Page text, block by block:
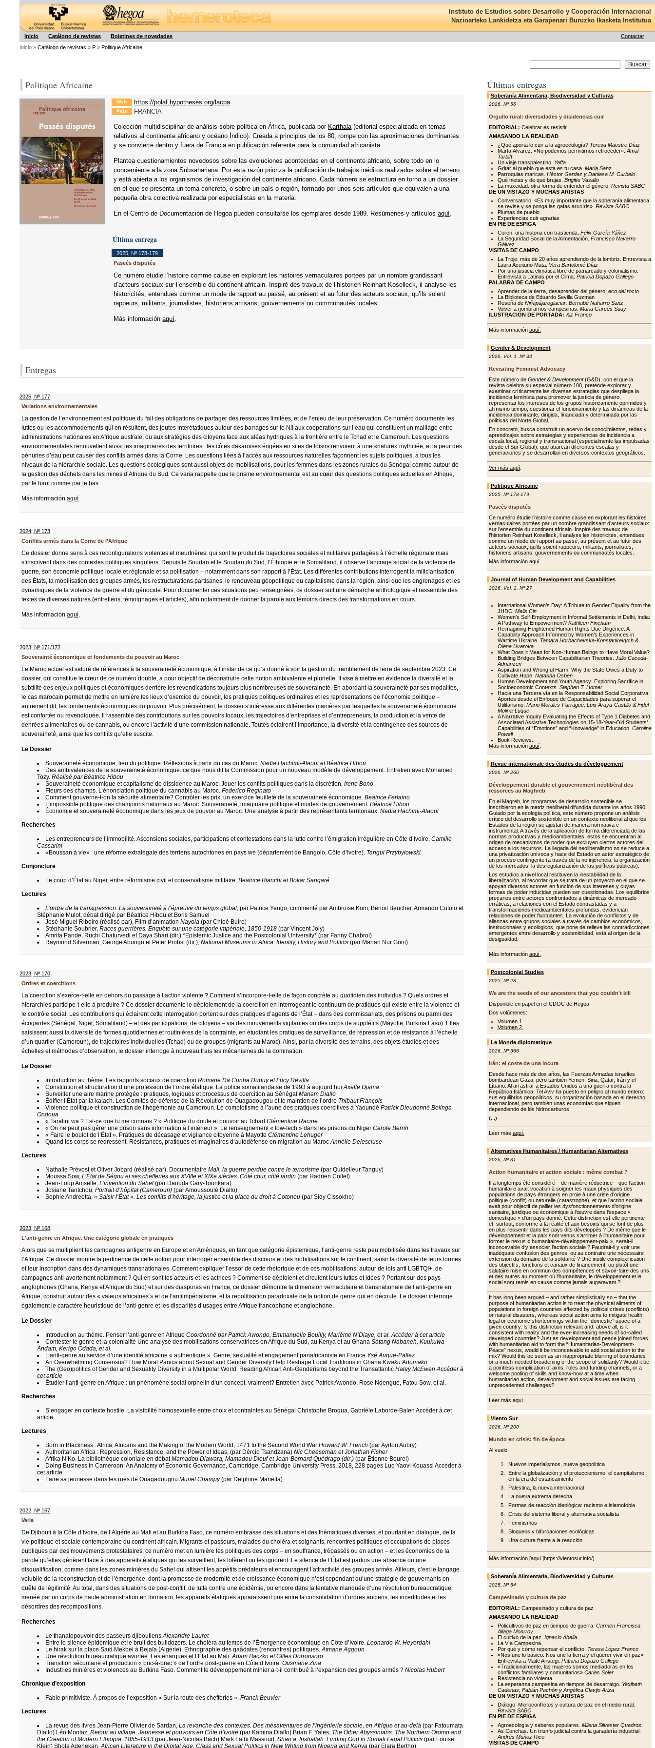
Instituto de Estudios sobre Desarrollo y Cooperación Internacional
Nazioarteko Lankidetza eta Garapenari Buruzko Ikasketa Institutua
Inicio Catálogo de revistas Boletines de novedades
Contactar
Inicio »Catálogo de revistas »P »Politique Africaine
Últimas entregas
Soberanía Alimentaria, Biodiversidad y Culturas
2026, Nº 56
Orgullo rural: diversidades y disidencias cuir
EDITORIAL: Celebrar es resistir
AMASANDO LA REALIDAD
¿Qué aporta lo cuir a la agroecología? Teresa Maestre Díaz
Marta Álvarez: «No podemos permitirnos retroceder». Amal
Tarbift
Un viaje transpalestino. Yaffa
Gritar al pueblo que esta es tu casa. Maria Sanz
Parroquias maricas. Héctor Gardez y Daniasa M. Curbelo
Qué nietas y de qué brujas. Brigitte Vasallo
La muxeidad: otra forma de entender el género. Revista SABC
DE UN VISTAZO Y MUCHAS ARISTAS
Conversatorio: «Es muy importante que la soberanía alimentaria
se revise y se ponga las gafas arcoíris». Revista SABC
Plumas de pueblo
Experiencias cuir agrarias
EN PIE DE ESPIGA
Coren: una historia con trastienda. Félix García Yáñez
La Seguridad Social de la Alimentación. Francisco Navarro
Gálvez
VISITAS DE CAMPO
La Troje: más de 20 años aprendiendo de la lombriz. Entrevista a
Laura Aceituno Mata. Vera Bartolomé Díaz
Por una justicia climática libre de patriarcado y colonialismo.
Entrevista a Latinas por el Clima. Patricia Dopazo Gallego
PALABRA DE CAMPO
Aprender de la tierra, desaprender del género. eco del rocío
La Biblioteca de Eduardo Sevilla Guzmán
Reseña de Niñapájaroglaciar. Bernabé Naharro Sanz
Volver a nombrarnos campesinas. Maria Garcés Suay
ILUSTRACIÓN DE PORTADA: Xiz Franco
Más información aquí.
Gender & Development
2026, Vol. 1 Nº 34
Revisiting Feminist Advocacy
Este número de Gender & Development(G&D), con el que la
revista celebra su especial número 100, pretende explorar y
examinar críticamente las diversas estrategias que despliega la
incidencia feminista para promover la justicia de género,
representar los intereses de los grupos históricamente oprimidos y,
al mismo tiempo, cuestionar el funcionamiento y las dinámicas de la
incidencia dominante, dirigida, financiada y determinada por las
políticas del Norte Global.
En concreto, busca construir un acervo de conocimientos, redes y
aprendizajes sobre estrategias y experiencias de incidencia a
escala local, regional y transnacional (especialmente las impulsadas
desde el Sur Global), que abarcan diferentes escalas y
generaciones y se desarrollan en diversos contextos geográficos.
Ver más aquí.
Politique Africaine
2025, Nº 178-179
Paseés disputés
Ce numéro étudie l’histoire comme cause en explorant les histoires
vernaculaires portées par un nombre grandissant d’acteurs sociaux
sur l’ensemble du continent africain. Inspiré des travaux de
l’historien Reinhart Koselleck, il analyse les historicités, entendues
comme un mode de rapport au passé, au présent et au futur des
acteurs sociaux, qu’ils soient rappeurs, militants, journalistes,
historiens artisans, gouvernements ou communautés locales.
Más información aquí.
Journal of Human Development and Capabilities
2026, Vol. 2, Nº 27
International Women’s Day: A Tribute to Gender Equality from the
JHDC. Melis Cin
Women’s Self-Employment in Informal Settlements in Delhi, India:
A Pathway to Empowerment? Kathleen Fincham
Reimagining Heightened Human Rights Due Diligence: A
Capability Approach Informed by Women’s Experiences in
Wartime Ukraine. Tamara Horbachevska-Konstankevych &
Olena Uvarova
What Does it Mean for Non-Human Beings to Have Moral Value?
Building Bridges Between Capabilitarian Theories. Julio Caceda-
Adrianzen
Aspiration and Wrongful Harm: Why the State Owes a Duty to
Cultivate Hope. Natasha Osben
Human Development and Youth Agency: Exploring Sacrifice in
Socioeconomic Contexts. Stephen T. Homer
Hacia una Tercera vía en la Responsabilidad Social Corporativa:
Aportes desde el Enfoque de Capacidades para superar el
Utilitarismo. Mario Morales-Parragué, Luis Araya-Castillo & Fidel
Molina-Luque
A Narrative Inquiry Evaluating the Effects of Type 1 Diabetes and
Associated Assistive Technologies on 15-18-Year-Old Students’
Capabilities of “Emotions” and “Knowledge” in Education. Caroline
Powell
Book Reviews.
Más información aquí.
Revue internationale des études du développement
2026, Nº 260
Développement durable et gouvernement néolibéral des
ressorces au Maghreb
En el Magreb, los programas de desarrollo sostenible se
inscribieron en la matriz neoliberal difundida durante los años 1990.
Guiado por la ecología política, este número propone un análisis
crítico del desarrollo sostenible en un contexto neoliberal al que los
Estados de la región se ajustan de manera normativa e
instrumental. A través de la aplicación de forma diferenciada de las
normas productivas y medioambientales, estos se encuentran al
origen de mecanismos de poder que excluyen ciertos actores del
acceso a los recursos. La llegada del neoliberalismo no se reduce a
una privatización unívoca y hace del Estado un actor estratégico de
un proceso contingente (a través de la no injerencia, la organización
de los mercados, la desregularización de las políticas públicas).
Los estudios a nivel local restituyen la inestabilidad de la
liberalización, al recordar que se trata de un proyecto en el que se
apoyan diversos actores en función de sus intereses y cuyas
formas de poder inducidas pueden ser cuestionadas. Los equilibrios
precarios entre actores confrontados a dinámicas de mercado
erráticas, a relaciones con el Estado contrastadas y a
transformaciones medioambientales profundas, evidencian
relaciones de poder fluctuantes. La evolución de conflictos y de
alianzas entre grupos sociales a través de cambios económicos,
institucionales y ecológicos, que pone de relieve las contradicciones
emergentes entre desarrollo y sostenibilidad, está al origen de la
desigualdad.
Más información aquí.
Postcolonial Studies
2025, Nº 28
We are the seeds of our ancestors that you couldn't kill
Disponible en papel en el CDOC de Hegoa.
Dos volúmenes:
Volumen 1.
Volumen 2.
Le Monde diplomatique
2026, Nº 366
Irán: el coste de una locura
Desde hace más de dos años, las Fuerzas Armadas israelíes
bombardean Gaza, pero también Yemen, Siria, Qatar, Irán y el
Líbano. Al arrastrar a Estados Unidos a una guerra contra la
República Islámica, Tel Aviv ha puesto en peligro al mundo entero:
sus equilibrios geopolíticos, su organización basada en el derecho
internacional, pero también unas economías que siguen
dependiendo de los hidrocarburos.
(...)
Leer más aquí.
Alternatives Humanitaires / Humanitarian Alternatives
2026, Nº 31
Action humanitaire et action sociale : même combat ?
Il a longtemps été considéré – de manière réductrice – que l’action
humanitaire avait vocation à soigner les maux physiques des
populations de pays étrangers en proie à une crise d’origine
politique (conflit) ou naturelle (catastrophe), et que l’action sociale
avait pour objectif de pallier les dys­fonctionnements d’origine
sanitaire, juridique ou économique à l’œuvre dans l’espace «
domestique » d’un pays donné. Cette distinction est-elle pertinente
et, surtout, conforme à la réalité et aux besoins qui se font de plus
en plus ressentir dans les pays dits développés ? De même que le
dévelop­pement et la paix sont venus s’arrimer à l’humanitaire pour
former le nexus « humanitaire-développement-paix », serait-il
inconcevable d’y associer l’ac­tion sociale ? Faudrait-il y voir une
ina­déquate confusion des genres, ou au contraire une nécessaire
extension du domaine de la solidarité ? Une inutile complexification
des objectifs, fonc­tions et canaux de financement, ou plu­tôt une
salutaire mise en commun des compétences et savoir-faire des uns
et des autres au moment où l’humanitaire, le développement et le
social sont remis en cause comme jamais auparavant ?
It has long been argued – and rather simplistically so – that the
purpose of humanitarian action is to treat the physical ailments of
populations in foreign countries affected by political crises (conflicts)
or natural disasters, whereas social action aims to mitigate health,
legal or economic shortcomings within the “domestic” space of a
giv­en country. Is this distinction relevant and, above all, is it
consistent with re­ality and the ever-increasing needs of so-called
developed countries? Just as development and peace joined forc­es
with humanitarian aid to form the “Humanitarian-Development-
Peace” nexus, would it be inconceivable to add social action to the
mix? Would this be seen as an inappropriate blurring of boundaries
or a much-needed broad­ening of the scope of solidarity? Would it be
a pointless complication of aims, roles and funding channels, or a
wel­come pooling of skills and know-how at a time when
humanitarian action, de­velopment and social issues are facing
unprecedented challenges?
Leer más aquí.
Viento Sur
2026, Nº 200
Mundo en crisis: fin de época
Al vuelo
Nuevos imperialismos, nueva geopolítica
Entre la globalización y el proteccionismo: el campitalismo
en la era del estancamiento
Palestina, la nueva internacional
La nueva extrema derecha
Formas de reacción ideológica: racismo e islamofobia
Crisis del sistema liberal y alternativa socialista
Feminismos
Bloqueos y bifurcaciones ecológicas
Una cultura frente a la reacción
Más información [aquí.]https://vientosur.info/)
Soberanía Alimentaria, Biodiversidad y Culturas
2025, Nº 54
Campesinado y cultura de paz
EDITORIAL: Campesinado y cultura de paz
AMASANDO LA REALIDAD
Policultivos de paz en tiempos de guerra. Carmen Francisca
Aliaga Monrroy
El cultivo de la paz. Ignacio Abella
La Vía Campesina.
Por qué y cómo repensar el conflicto. Teresa López Franco
«Nos une lo básico. Nos une la tierra y el querer vivir en paz».
Entrevista a Maite Aristegi. Patricia Dopazo Gallego
«Tradicionalmente, las mujeres somos mediadoras en los
conflictos familiares y comunitarios» Carles Soler
Resistencia no violenta.
La esperanza campesina en tiempos de desarraigo. Yexibeth
Cadenas, Fabián Pachón y Angélica Clavijo Ariza
DE UN VISTAZO Y MUCHAS ARISTAS
Diálogo: Microconflictos y cultura de paz en el medio rural.
Revista SABC
EN PIE DE ESPIGA
Agroecología y saberes populares. Milena Silvester Quadros
As Conchas. Un triunfo judicial contra la ganadería industrial.
Andrés Muñoz Rico
VISITAS DE CAMPO
Politique Africaine
Web https://polaf.hypotheses.org/lacpa
País FRANCIA
Colección multidisciplinar de análisis sobre política en África, publicada por Karthala(editorial especializada en temas
relativos al continente africano y océano Índico). Creada a principios de los 80, rompe con las aproximaciones dominantes
y se convierte dentro y fuera de Francia en publicación referente para la comunidad africanista.
Plantea cuestionamientos novedosos sobre las evoluciones acontecidas en el continente africano, sobre todo en lo
concerniente a la zona Subsahariana. Por esta razón prioriza la publicación de trabajos inéditos realizados sobre el terreno
y está abierta a los organismos de investigación del continente africano. Cada número se estructura en torno a un dossier
en el que se presenta un tema concreto, o sobre un país o región, formado por unos seis artículos que equivalen a una
pequeña obra colectiva realizada por especialistas en la materia.
En el Centro de Documentación de Hegoa pueden consultarse los ejemplares desde 1989. Resúmenes y artículosaquí.
Última entrega
2025 Nº 178-179
Paseés disputés
Ce numéro étudie l’histoire comme cause en explorant les histoires vernaculaires portées par un nombre grandissant
d’acteurs sociaux sur l’ensemble du continent africain. Inspiré des travaux de l’historien Reinhart Koselleck, il analyse les
historicités, entendues comme un mode de rapport au passé, au présent et au futur des acteurs sociaux, qu’ils soient
rappeurs, militants, journalistes, historiens artisans, gouvernements ou communautés locales.
Más informaciónaquí.
Entregas
2025 ,Nº 177
Variations environnementales
La gestion de l’environnement est politique du fait des obligations de partager des ressources limitées, et de l’enjeu de leur préservation. Ce numéro documente les
luttes ou les accommodements qui en résultent, des joutes interétatiques autour des barrages sur le Nil aux coopérations sur l’eau qui constituent un maillage entre
administrations nationales en Afrique australe, ou aux stratégies des citoyens face aux aléas hydriques à la frontière entre le Tchad et le Cameroun. Les questions
environnementales renouvellent aussi les imaginaires des territoires : les côtes dakaroises érigées en sites de loisirs renvoient à une «nature» mythifiée, et la peur des
pénuries d’eau peut causer des conflits armés dans la Corne. Les questions liées à l’accès aux ressources naturelles façonnent les sujets politiques, à tous les
niveaux de la hiérarchie sociale. Les questions écologiques sont aussi objets de mobilisations, pour les femmes dans les zones rurales du Sénégal comme autour de
la gestion des déchets dans les mines d’Afrique du Sud. Ce varia rappelle que le prisme environnemental est au cœur des questions politiques actuelles en Afrique,
par le haut comme par le bas.
Más informaciónaquí.
2024 ,Nº 173
Conflits armés dans la Corne de l’Afrique
Ce dossier donne sens à ces reconfigurations violentes et meurtrières, qui sont le produit de trajectoires sociales et militaires partagées à l’échelle régionale mais
s’inscrivent dans des contextes politiques singuliers. Depuis le Soudan et le Soudan du Sud, l’Éthiopie et le Somaliland, il observe l’ancrage social de la violence de
guerre, son économie politique locale et régionale et sa politisation – notamment dans son rapport à l’État. Les différentes contributions interrogent la milicianisation
des États, la mobilisation des groupes armés, les restructurations partisanes, le renouveau géopolitique du capitalisme dans la région, ainsi que les engrenages et les
dynamiques de la violence de guerre et du génocide. Pour documenter ces situations peu renseignées, ce dossier suit une démarche anthologique et rassemble des
textes de diverses natures (entretiens, témoignages et articles), afin notamment de donner la parole aux témoins directs des transformations en cours.
Más informaciónaquí.
2023 ,Nº 171/172
Souverainté économique et fondements du pouvoir au Maroc
Le Maroc actuel est saturé de références à la souveraineté économique, à l’instar de ce qu’a donné à voir la gestion du tremblement de terre de septembre 2023. Ce
dossier, qui constitue le cœur de ce numéro double, a pour objectif de déconstruire cette notion ambivalente et plurielle. Il vise à mettre en évidence la diversité et la
subtilité des enjeux politiques et économiques derrière les revendications toujours plus nombreuses de souveraineté. En abordant la souveraineté par ses modalités,
le cas marocain permet de mettre en lumière les lieux d’exercice du pouvoir, les pratiques politiques ordinaires et les représentations de l’économie politique –
autrement dit, les fondements économiques du pouvoir. Plus précisément, le dossier s’intéresse aux différentes manières par lesquelles la souveraineté économique
est confortée ou revendiquée. Il rassemble des contributions sur les pouvoirs locaux, les trajectoires d’entreprises et d’entrepreneurs, la production et la vente de
denrées alimentaires ou de cannabis, ou encore l’activité d’une commission nationale. Toutes éclairent l’importance, la diversité et la contingence des sources de
souveraineté, ainsi que les conflits qu’elle suscite.
Le Dossier
Souveraineté économique, lieu du politique. Réflexions à partir du cas du Maroc.Nadia Hachimi-Alaoui et Béatrice Hibou
Des ambivalences de la souveraineté économique: ce que nous dit la Commission pour un nouveau modèle de développement. Entretien avec Mohamed
Tozy.Réalisé par Béatrice Hibou
Souveraineté économique et capitalisme de dissidence au Maroc. Jouer les conflits politiques dans la discrétion.Irene Bono
Fleurs des champs. L’énonciation politique du cannabis au Maroc.Federico Reginato
Comment gouverne-t-on la sécurité alimentaire? Contrôler les prix, un exercice feuilleté de la souveraineté économique.Beatrice Ferlaino
L’impossible politique des champions nationaux au Maroc. Souveraineté, imaginaire politique et modes de gouvernement.Béatrice Hibou
Économie et souveraineté économique dans les jeux de pouvoir au Maroc. Une analyse à partir des représentants territoriaux.Nadia Hachimi-Alaoui
Recherches
Les entrepreneurs de l’immobilité. Ascensions sociales, participations et contestations dans la lutte contre l’émigration irrégulière en Côte d’Ivoire.Camille
Cassarini
«Boussan à vie» : une réforme extralégale des terriens autochtones en pays wè (département de Bangolo, Côte d’Ivoire). Tangui Przybylowski
Conjoncture
Le coup d’État au Niger, entre réformisme civil et conservatisme militaire.Beatrice Bianchi et Bokar Sangaré
Lectures
L’ordre de la transgression. La souveraineté à l’épreuve du temps global, par Patrice Yengo, commenté par Ambroise Kom, Benoit Beucher, Armando Cutolo et
Stéphanie Mulot, débat dirigé par Béatrice Hibou et Boris Samuel
José Miguel Ribeiro (réalisé par), Film d’animationNayola (par Chloé Buire)
Stéphanie Soubrier,Races guerrières. Enquête sur une catégorie impériale, 1850-1918 (par Vincent Joly)
Amrita Pande, Ruchi Chaturvedi et Daya Shari (dir.) *Epistemic Justice and the Postcolonial University* (par Fanny Chabrol)
Raymond Silverman, George Abungu et Peter Probst (dir.),National Museums in Africa: Identity, History and Politics (par Marian Nur Goni)
2023 ,Nº 170
Ordres et coercitions
La coercition s’exerce-t-elle en dehors du passage à l’action violente ? Comment s’incorpore-t-elle de façon concrète au quotidien des individus ? Quels ordres et
hiérarchies participe-t-elle à produire ? Ce dossier documente le déploiement de la coercition en interrogeant le continuum de pratiques qui existe entre la violence et
le contrôle social. Les contributions qui éclairent cette interrogation portent sur des pratiques d’agents de l’État – dans des commissariats, des prisons ou parmi des
écogardes (Sénégal, Niger, Somaliland) – et des participations, de citoyens – via des mouvements vigilantes ou des corps de supplétifs (Mayotte, Burkina Faso). Elles
saisissent aussi la diversité de formes quotidiennes et routinières de la contrainte, en étudiant les pratiques de surveillance, de répression et de résistance à l’échelle
d’un quartier (Cameroun), de trajectoires individuelles (Tchad) ou de groupes (migrants au Maroc). Ainsi, par la diversité des terrains, des objets étudiés et des
échelles et méthodes d’observation, le dossier interroge à nouveau frais les mécanismes de la domination.
Le Dossier
Introduction au thème. Les rapports sociaux de coercitionRomane Da Cunha Dupuy et Lucy Revilla
Constitution et structuration d’une profession de l’ordre étatique. La police somalilandaise de 1993 à aujourd’huiAxelle Djama
Surveiller une aire marine protégée : pratiques, logiques et processus de coercition au SénégalMariam Diallo
Édifier l’État par la kalach. Les Comités de défense de la Révolution de Ouagadougou et le maintien de l’ordre Thibaut François
Violence politique et construction de l’hégémonie au Cameroun. Le complotisme à l’aune des pratiques coercitives à YaoundéPatrick Dieudonné Belinga
Ondoua
« Tarafini wa ? Est-ce que tu me connais ? » Politique du doute et pouvoir au TchadClémentine Racine
« On ne peut pas gérer une prison sans information à l’intérieur ». Le renseignement « low-tech » dans les prisons du NigerCarole Berrih
« Faire le boulot de l’État ». Pratiques de décasage et vigilance citoyenne à MayotteClémentine Lehuger
Quand les corps se redressent. Résistances, pratiques et imaginaires d’autodéfense en migration au MarocAnnélie Delescluse
Lectures
Nathalie Prévost et Oliver Jobard (réalisé par), DocumentaireMali, la guerre perdue contre le terrorisme (par Quidelleur Tanguy)
Moussa Sow,L’État de Ségou et ses chefferies aux XVIIIe et XIXe siècles. Côté cour, côté jardin (par Hadrien Collet)
Jean-Loup Amselle,L’invention du Sahel (par Daouda Gary-Tounkara)
Josiane Tantchou,Portrait d’hôpital (Cameroun) (par Amoussoulé Diallo)
Sophie Andreetta,« Saisir l’État ». Les conflits d’héritage, la justice et la place du droit à Cotonou (par Sidy Cissokho)
2023 ,Nº 168
L'anti-genre en Afrique. Une catégorie globale en pratiques
Alors que se multiplient les campagnes antigenre en Europe et en Amériques, en tant que catégorie épistemique, l’anti-genre reste peu mobilisée dans les travaux sur
l’Afrique. Ce dossier montre la pertinence de cette notion pour interroger ensemble des discours et des mobilisations sur le continent, saisir la diversité de leurs formes
et leur inscription dans des dynamiques transnationales. Comment expliquer l’essor de cette rhétorique et de ces mobilisations, autour de lois anti LGBTQI+, de
campagnes anti-avortement notamment ? Qui en sont les acteurs et les actrices ? Comment se déploient et circulent leurs luttes et idées ? Portant sur des pays
anglophones (Ghana, Kenya et Afrique du Sud) et sur des diasporas en France, ce dossier démontre la dimension vernaculaire et transnationale de l’anti-genre en
Afrique, construit autour des « valeurs africaines » et de l’antiimpérialisme, et la repolitisation paradoxale de la notion de genre qui en découle. Le dossier interroge
également le caractère heuristique de l’anti-genre et les disparités d’usages entre Afrique francophone et anglophone.
Le Dossier
Introduction au thème. Penser l’anti-genre en AfriqueCoordonné par Patrick Awondo, Emmanuelle Bouilly, Marième N’Diaye, et al. Accéder à cet article
Contester le genre et la colonialité Une analyse des mobilisations conservatrices en Afrique du Sud, au Kenya et au GhanaSatang Nabaneh, Kuukuwa
Andam, Kerigo Odada, et al.
L’anti-genre au service d’une identité africaine « authentique ». Genre, sexualité et engagement panafricaniste en France Ysé Auque-Pallez
An Overwhelming Consensus? How Moral Panics about Sexual and Gender Diversity Help Reshape Local Traditions in GhanaKwaku Adomako
The (Geo)politics of Gender and Sexuality Diversity in a Multipolar World: Reading African Anti-Genderisms beyond the TransatlanticHaley McEwen Accéder à
cet article
Étudier l’anti-genre en Afrique : un phénomène social orphelin d’un concept, vraiment? Entretien avec Patrick Awondo, Rose Ndengue, Fatou Sow, et al.
Recherches
S’engager en contexte hostile. La visibilité homosexuelle entre choix et contraintes au Sénégal Christophe Broqua, Gabrièle Laborde-Balen Accéder à cet
article
Lectures
Born in Blackness : Africa, Africans and the Making of the Modern World, 1471 to the Second World WarHoward W. French (par Ayrton Aubry)
Authoritarian Africa : Repression, Resistance, and the Power of Ideas, (par Dércio Tsandzana)Nic Cheeseman et Jonathan Fisher
Afrika N’Ko. La bibliothèque coloniale en débatMamadou Diawara, Mamadou Diouf et Jean-Bernard Quédrago (dir.) (par Étienne Bourel)
Doing Business in Cameroon: An Anatomy of Economic Governance, Cambridge, Cambridge University Press, 2018, 228 pages Luc-Yaovi Kouassi Accéder à
cet article
Faire sa jeunesse dans les rues de OuagadougouMuriel Champy(par Delphine Manetta)
2022 ,Nº 167
Varia
De Djibouti à la Côte d’Ivoire, de l’Algérie au Mali et au Burkina Faso, ce numéro embrasse des situations et des thématiques diverses, et pourtant en dialogue, de la
vie politique et sociale contemporaine du continent africain. Migrants et passeurs, malades du choléra et soignants, rencontres politiques et occupations de places
publiques par des mouvements protestataires, ce numéro met en lumière les politiques des corps – en souffrance, trépassés ou en action – et les économies de la
parole qu’elles génèrent face à des appareils étatiques qui les surveillent, les tolèrent ou les ignorent. Le silence de l’État est parfois une absence ou une
disqualification, comme dans les zones minières du Sahel qui attisent les appétits prédateurs et encouragent l’attractivité des groupes armés. Ailleurs, c’est le langage
volubile de la reconstruction et de l’émergence, dont la promesse de modernité et de croissance économique n’est cependant qu’une stratégie de gouvernants en
quête de légitimité. Au total, dans des situations de post-conflit, de lutte contre une épidémie, ou encore dans la tentative manquée d’une révolution bureaucratique
menée par un corps de haute administration en formation, les appareils étatiques apparaissent pris entre la consolidation d’ordres anciens, les incertitudes et les
désordres des recompositions.
Recherches
Le thanatopouvoir des passeurs djiboutiensAlexandre Lauret
Entre le silence épidémique et le bruit des bulldozers. Le choléra au temps de l’Émergence économique en Côte d’Ivoire.Leonardo W. Heyerdahl
Le hirak sur la place Saïd Mekbel à Bejaïa (Algérie). Ethnographie des gaâdates (rencontres) politiques.Atmane Aggoun
Une révolution bureaucratique avortée. Les énarques et l’État au Mali.Adam Baczko et Gilles Dorronsoro
Transition sécuritaire et production « bric-à-brac » de l’ordre post-guerre en Côte d’Ivoire.Ousmane Zina
Industries minières et violences au Burkina Faso. Comment le développement minier a-t-il contribué à l’expansion des groupes armés ?Nicolas Hubert
Chronique d’exposition
Fable primitiviste. À propos de l’exposition « Sur la route des chefferies ».Franck Beuvier
Lectures
La revue des livres Jean-Pierre Olivier de Sardan,La revanche des contextes. Des mésaventures de l’ingénierie sociale, en Afrique et au-delà (par Fatoumata
Diallo) Léo Montaz,Retour au village. Jeunesse et pouvoirs en Côte d’Ivoire (par Kamina Diallo) Brian F. Yates, The Other Abyssinians: The Northern Oromo and
the Creation of Modern Ethiopia, 1855-1913 (par Jean-Nicolas Bach) Mark Fathi Massoud,Shari‘a, Inshallah: Finding God in Somali Legal Politics (par Louise
Klein) Shola Adenekan,African Literature in the Digital Age: Class and Sexual Politics in New Writing from Nigeria and Kenya (par Elara Bertho)